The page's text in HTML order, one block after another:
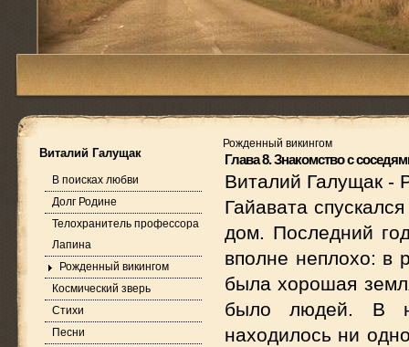
Виталий Галущак
В поисках любви
Долг Родине
Телохранитель профессора
Лапина
Рожденный викингом
Космический зверь
Стихи
Песни
Рожденный викингом
Глава 8. Знакомство с
Виталий Галущак -
Гайавата
дом. Последний
вполне неплохо: в
была хорошая
было людей. В
находилось ни